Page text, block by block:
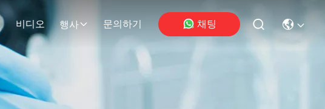
비디오 행사 문의하기 채팅